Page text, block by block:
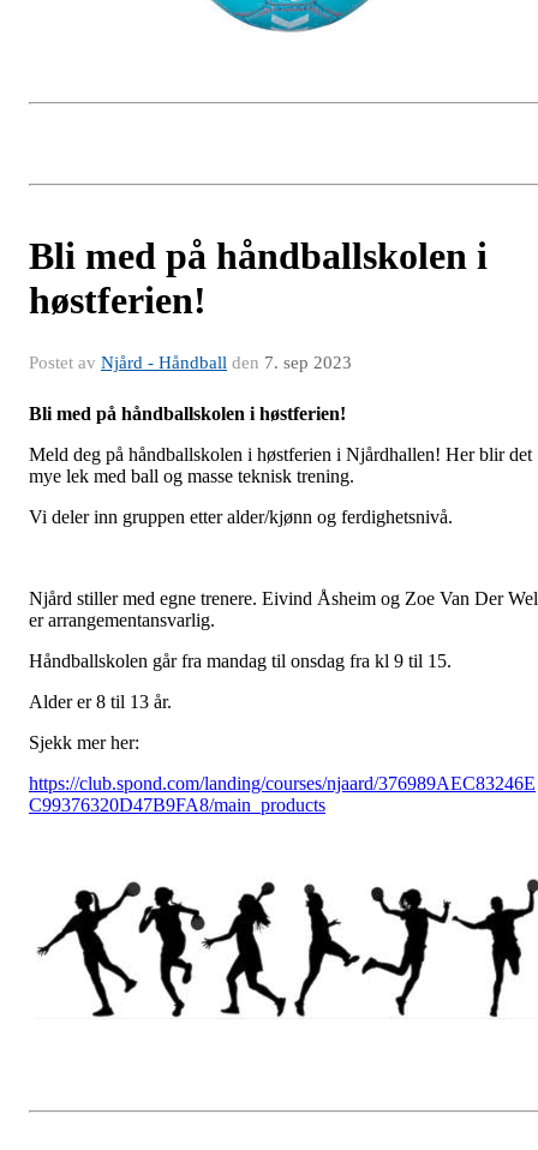
Bli med på håndballskolen i
høstferien!
Postet av Njård - Håndball den 7. sep 2023
Bli med på håndballskolen i høstferien!
Meld deg på håndballskolen i høstferien i Njårdhallen! Her blir det
mye lek med ball og masse teknisk trening.
Vi deler inn gruppen etter alder/kjønn og ferdighetsnivå.
Njård stiller med egne trenere. Eivind Åsheim og Zoe Van Der
er arrangementansvarlig.
Håndballskolen går fra mandag til onsdag fra kl 9 til 15.
Alder er 8 til 13 år.
Sjekk mer her:
https://club.spond.com/landing/courses/njaard/376989AEC83246E
C99376320D47B9FA8/main_products